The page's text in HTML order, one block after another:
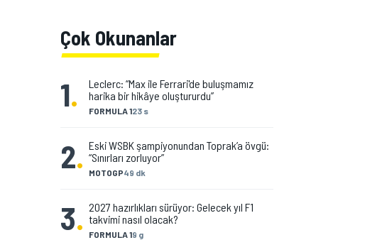
Çok Okunanlar
1. FORMULA 123 s
Leclerc: “Max ile Ferrari'de buluşmamız
harika bir hikâye oluştururdu”
2. MOTOGP49 dk
Eski WSBK şampiyonundan Toprak’a övgü:
“Sınırları zorluyor”
3. FORMULA 19 g
2027 hazırlıkları sürüyor: Gelecek yıl F1
takvimi nasıl olacak?